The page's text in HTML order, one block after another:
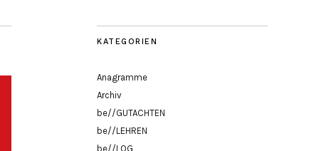
KATEGORIEN
Anagramme
Archiv
be//GUTACHTEN
be//LEHREN
be//LOG